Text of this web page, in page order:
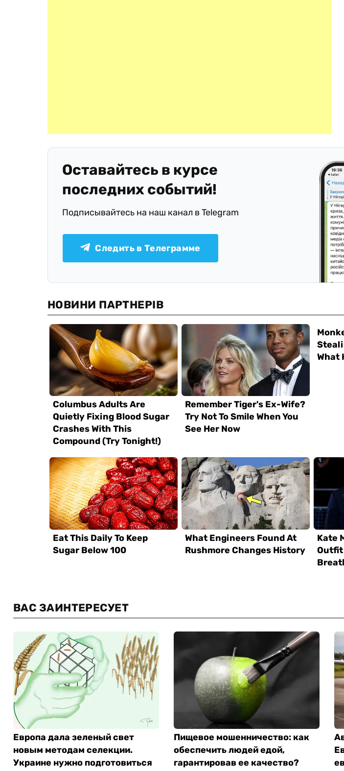
Оставайтесь в курсе
последних событий!
Подписывайтесь на наш канал в Telegram
Следить в Телеграмме
ВАС ЗАИНТЕРЕСУЕТ
Европа дала зеленый свет
новым методам селекции.
Украине нужно подготовиться
Пищевое мошенничество: как
обеспечить людей едой,
гарантировав ее качество?